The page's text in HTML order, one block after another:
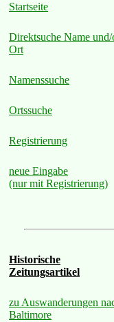
Startseite
Direktsuche Name und/
Ort
Namenssuche
Ortssuche
Registrierung
neue Eingabe
(nur mit Registrierung)
Historische
Zeitungsartikel
zu Auswanderungen
Baltimore